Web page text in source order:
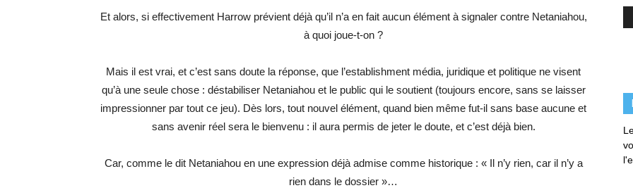
Et alors, si effectivement Harrow prévient déjà qu’il n’a en fait aucun élément à signaler contre Netaniahou,
à quoi joue-t-on ?
Mais il est vrai, et c’est sans doute la réponse, que l’establishment média, juridique et politique ne visent
qu’à une seule chose : déstabiliser Netaniahou et le public qui le soutient (toujours encore, sans se laisser
impressionner par tout ce jeu). Dès lors, tout nouvel élément, quand bien même fut-il sans base aucune et
sans avenir réel sera le bienvenu : il aura permis de jeter le doute, et c’est déjà bien.
Car, comme le dit Netaniahou en une expression déjà admise comme historique : « Il n’y rien, car il n’y a
rien dans le dossier »…